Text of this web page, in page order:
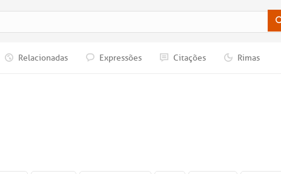
Relacionadas Expressões Citações Rimas